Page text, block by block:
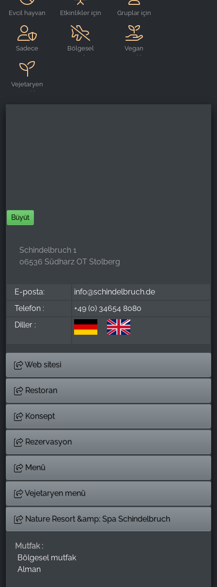
uygun
Evcil hayvan
Etkinlikler için
Gruplar için
Sadece
edilebilir
Bölgesel
ürünler
Vegan
yemekler
Vejetaryen
yemekler
Büyüt
Schindelbruch 1
06536 Südharz OT Stolberg
E-posta:
info@schindelbruch.de
Telefon :
+49 (0) 34654 8080
Diller :
Web sitesi
Restoran
Konsept
Rezervasyon
Menü
Vejetaryen menü
Nature Resort &amp; Spa Schindelbruch
Mutfak :
Bölgesel mutfak
Alman
Web sitesi kullanımına ilişkin istatistiklerin
Cookie duration: